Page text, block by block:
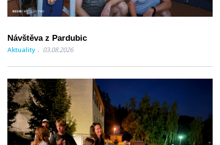
Návštěva z Pardubic
Aktuality 03.08.2026